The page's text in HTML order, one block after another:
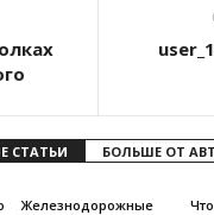
СТАТЬИ БОЛЬШЕ ОТ
Железнодорожные